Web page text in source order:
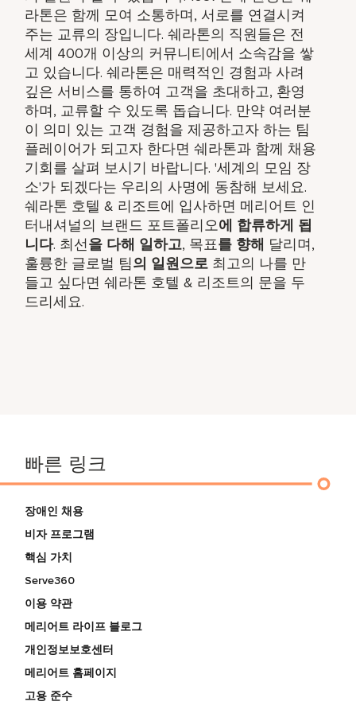
라톤은 함께 모여 소통하며, 서로를 연결시켜
주는 교류의 장입니다. 쉐라톤의 직원들은 전
세계 400개 이상의 커뮤니티에서 소속감을 쌓
고 있습니다. 쉐라톤은 매력적인 경험과 사려
깊은 서비스를 통하여 고객을 초대하고, 환영
하며, 교류할 수 있도록 돕습니다. 만약 여러분
이 의미 있는 고객 경험을 제공하고자 하는 팀
플레이어가 되고자 한다면 쉐라톤과 함께 채용
기회를 살펴 보시기 바랍니다. '세계의 모임 장
소'가 되겠다는 우리의 사명에 동참해 보세요.
쉐라톤 호텔 & 리조트에 입사하면 메리어트 인
터내셔널의 브랜드 포트폴리오에 합류하게 됩
니다. 최선을 다해 일하고, 목표를 향해 달리며,
훌륭한 글로벌 팀의 일원으로 최고의 나를 만
들고 싶다면 쉐라톤 호텔 & 리조트의 문을 두
드리세요.
빠른 링크
장애인 채용
비자 프로그램
핵심 가치
Serve360
이용 약관
메리어트 라이프 블로그
개인정보보호센터
메리어트 홈페이지
고용 준수